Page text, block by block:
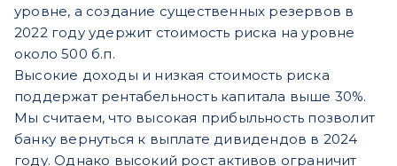
уровне, а создание существенных резервов в
2022 году удержит стоимость риска на уровне
около 500 б.п.
Высокие доходы и низкая стоимость риска
поддержат рентабельность капитала выше 30%.
Мы считаем, что высокая прибыльность позволит
банку вернуться к выплате дивидендов в 2024
году. Однако высокий рост активов ограничит